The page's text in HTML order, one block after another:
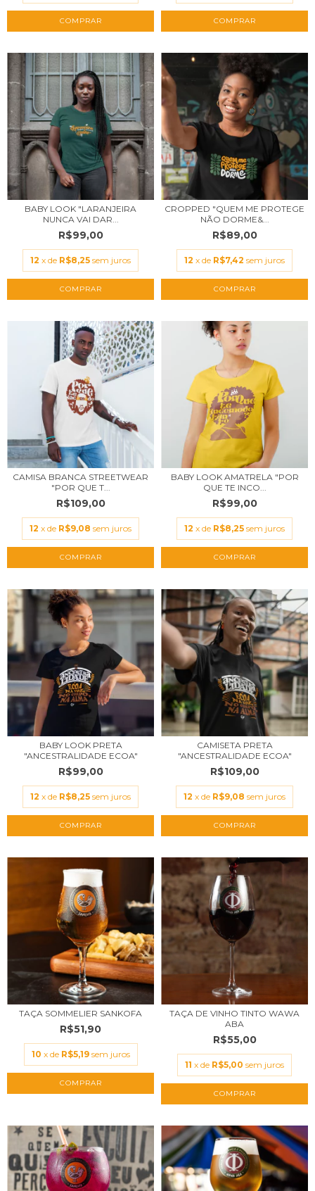
COMPRAR COMPRAR
BABY LOOK "LARANJEIRA
NUNCA VAI DAR...
R$99,00
12 x de R$8,25 sem juros
COMPRAR
CROPPED "QUEM ME PROTEGE
NÃO DORME&...
R$89,00
12 x de R$7,42 sem juros
COMPRAR
CAMISA BRANCA STREETWEAR
"POR QUE T...
R$109,00
12 x de R$9,08 sem juros
COMPRAR
BABY LOOK AMATRELA "POR
QUE TE INCO...
R$99,00
12 x de R$8,25 sem juros
COMPRAR
BABY LOOK PRETA
"ANCESTRALIDADE ECOA"
R$99,00
12 x de R$8,25 sem juros
COMPRAR
CAMISETA PRETA
"ANCESTRALIDADE ECOA"
R$109,00
12 x de R$9,08 sem juros
COMPRAR
TAÇA SOMMELIER SANKOFA
R$51,90
10 x de R$5,19 sem juros
TAÇA DE VINHO TINTO WAWA
ABA
R$55,00
11 x de R$5,00 sem juros